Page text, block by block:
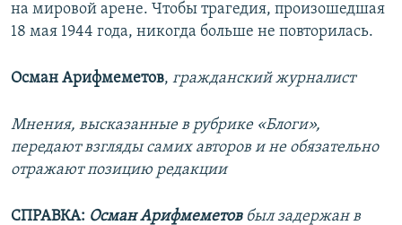
на мировой арене. Чтобы трагедия, произошедшая
18 мая 1944 года, никогда больше не повторилась.
Осман Арифмеметов, гражданский журналист
Мнения, высказанные в рубрике «Блоги»,
передают взгляды самих авторов и не обязательно
отражают позицию редакции
СПРАВКА: Осман Арифмеметов был задержан в